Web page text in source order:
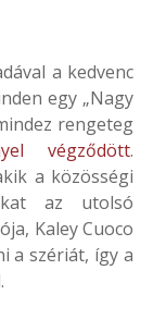
a kedvenc
egy „Nagy
rengeteg
végződött.
a közösségi
az utolsó
Kaley Cuoco
a szériát, így a